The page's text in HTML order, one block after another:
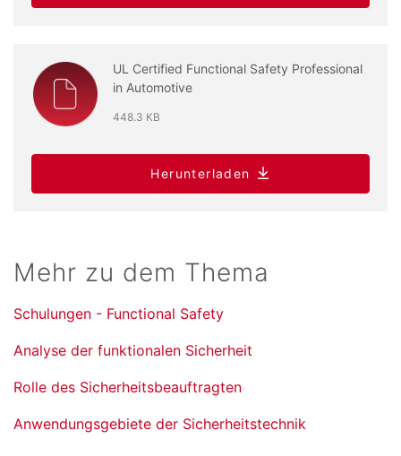
UL Certified Functional Safety Professional
in Automotive
448.3 KB
Herunterladen
Mehr zu dem Thema
Schulungen - Functional Safety
Analyse der funktionalen Sicherheit
Rolle des Sicherheitsbeauftragten
Anwendungsgebiete der Sicherheitstechnik